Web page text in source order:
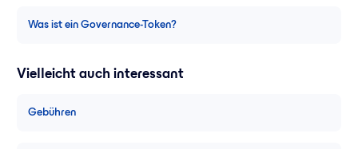
Was ist ein Governance-Token?
Vielleicht auch interessant
Gebühren